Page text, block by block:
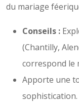
du mariage
Conseils :
(Chantilly,
correspond le
Apporte une
sophistication.